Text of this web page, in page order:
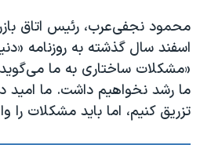
اسفند سال گذشته به روزنامه
«مشکلات ساختاری به ما می‌گوید
ما رشد نخواهیم داشت. ما امید
تزریق کنیم، اما باید مشکلات را